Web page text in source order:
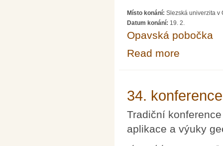
Místo konání: Slezská univerzita v
Datum konání: 19. 2.
Opavská pobočka
Read more
34.
Tradiční
aplikace a výuky